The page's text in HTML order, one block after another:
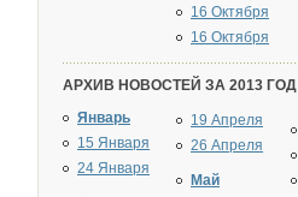
16 Октября
16 Октября
АРХИВ НОВОСТЕЙ ЗА 2013 ГОД
Январь
15 Января
24 Января
19 Апреля
26 Апреля
Май